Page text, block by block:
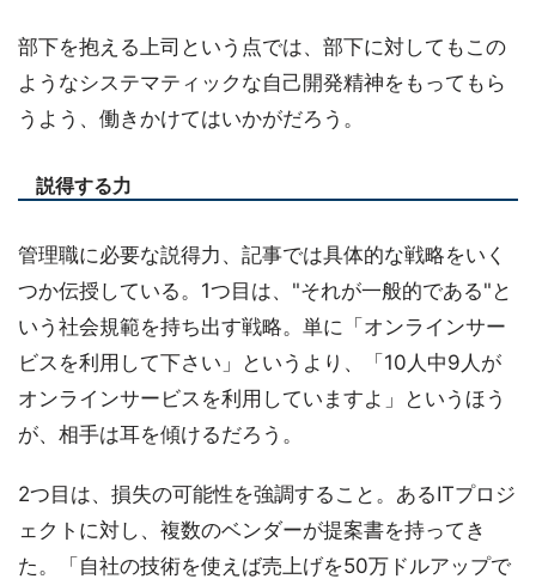
部下を抱える上司という点では、部下に対してもこの
ようなシステマティックな自己開発精神をもってもら
うよう、働きかけてはいかがだろう。
説得する力
管理職に必要な説得力、記事では具体的な戦略をいく
つか伝授している。1つ目は、"それが一般的である"と
いう社会規範を持ち出す戦略。単に「オンラインサー
ビスを利用して下さい」というより、「10人中9人が
オンラインサービスを利用していますよ」というほう
が、相手は耳を傾けるだろう。
2つ目は、損失の可能性を強調すること。あるITプロジ
ェクトに対し、複数のベンダーが提案書を持ってき
た。「自社の技術を使えば売上げを50万ドルアップで